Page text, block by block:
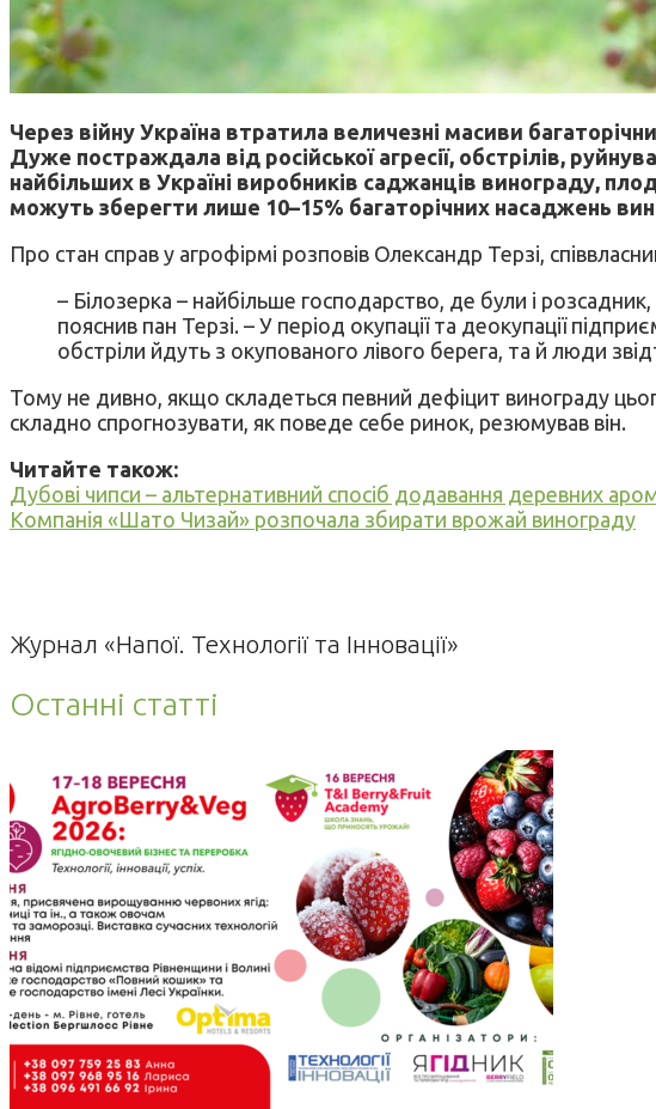
Через війну Україна втратила величезні масиви
Дуже постраждала від російської агресії, обстрілів,
найбільших в Україні виробників саджанців винограду,
можуть зберегти лише 10–15% багаторічних насаджень
Про стан справ у агрофірмі розповів Олександр Терзі,
– Білозерка – найбільше господарство, де були і
пояснив пан Терзі. – У період окупації та деокупації
обстріли йдуть з окупованого лівого берега, та й люди
Тому не дивно, якщо складеться певний дефіцит винограду
складно спрогнозувати, як поведе себе ринок, резюмував він.
Читайте також:
Дубові чипси – альтернативний спосіб додавання деревних
Компанія «Шато Чизай» розпочала збирати врожай винограду
Журнал «Напої. Технології та Інновації»
Останні статті